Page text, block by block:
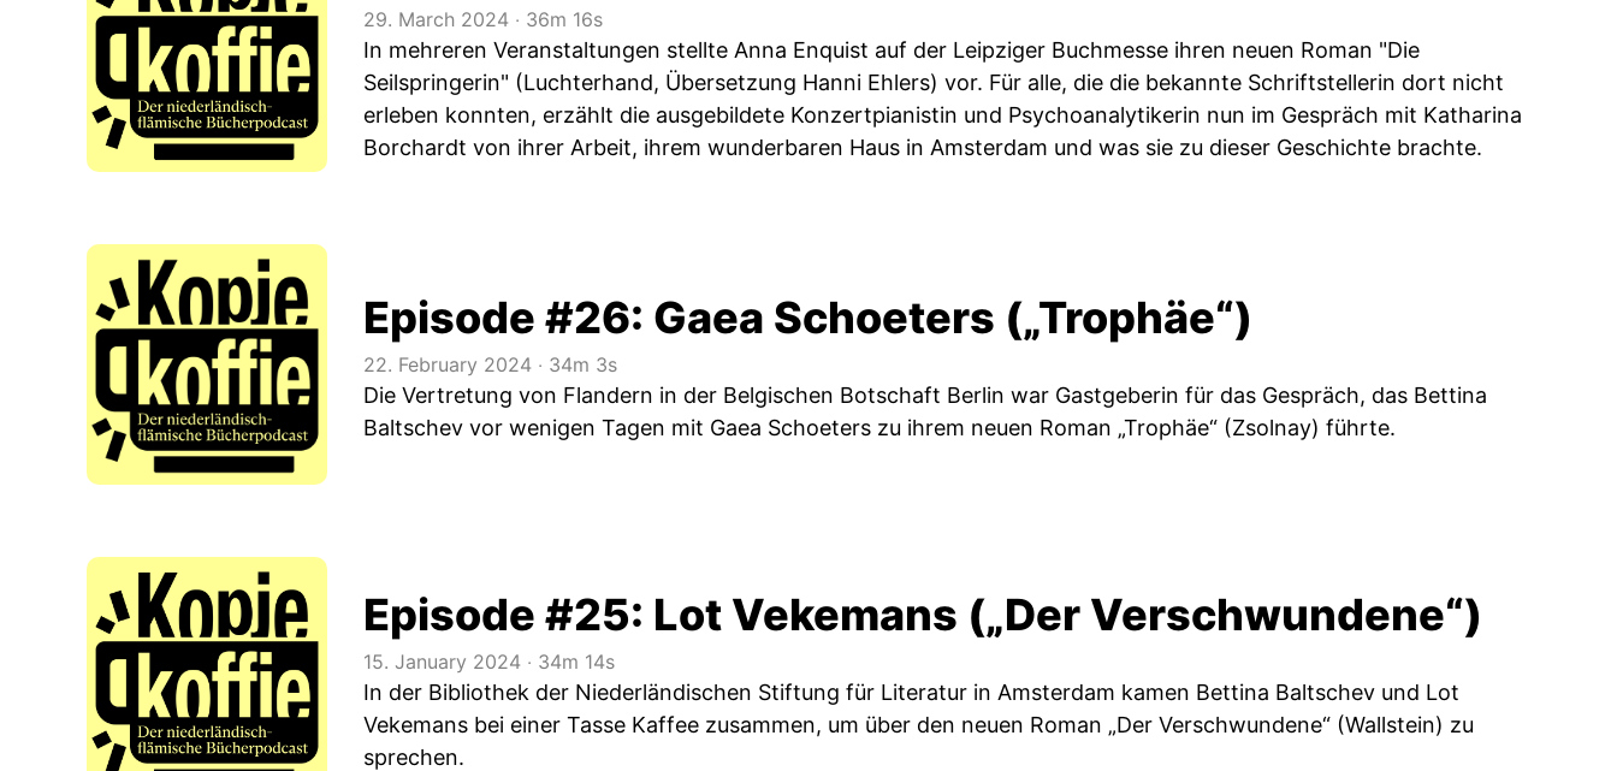
29. March 2024 ‧ 36m 16s
In mehreren Veranstaltungen stellte Anna Enquist auf der Leipziger Buchmesse ihren neuen Roman "Die
Seilspringerin" (Luchterhand, Übersetzung Hanni Ehlers) vor. Für alle, die die bekannte Schriftstellerin dort nicht
erleben konnten, erzählt die ausgebildete Konzertpianistin und Psychoanalytikerin nun im Gespräch mit Katharina
Borchardt von ihrer Arbeit, ihrem wunderbaren Haus in Amsterdam und was sie zu dieser Geschichte brachte.
Episode #26: Gaea Schoeters („Trophäe“)
22. February 2024 ‧ 34m 3s
Die Vertretung von Flandern in der Belgischen Botschaft Berlin war Gastgeberin für das Gespräch, das Bettina
Baltschev vor wenigen Tagen mit Gaea Schoeters zu ihrem neuen Roman „Trophäe“ (Zsolnay) führte.
Episode #25: Lot Vekemans („Der Verschwundene“)
15. January 2024 ‧ 34m 14s
In der Bibliothek der Niederländischen Stiftung für Literatur in Amsterdam kamen Bettina Baltschev und Lot
Vekemans bei einer Tasse Kaffee zusammen, um über den neuen Roman „Der Verschwundene“ (Wallstein) zu
sprechen.